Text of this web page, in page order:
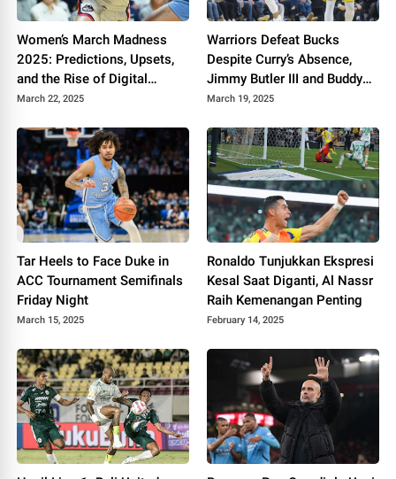
Women’s March Madness
2025: Predictions, Upsets,
and the Rise of Digital
Influence
March 22, 2025
Warriors Defeat Bucks
Despite Curry’s Absence,
Jimmy Butler III and Buddy
Hield Steal the Spotlight
March 19, 2025
Tar Heels to Face Duke in
ACC Tournament Semifinals
Friday Night
March 15, 2025
Ronaldo Tunjukkan Ekspresi
Kesal Saat Diganti, Al Nassr
Raih Kemenangan Penting
February 14, 2025